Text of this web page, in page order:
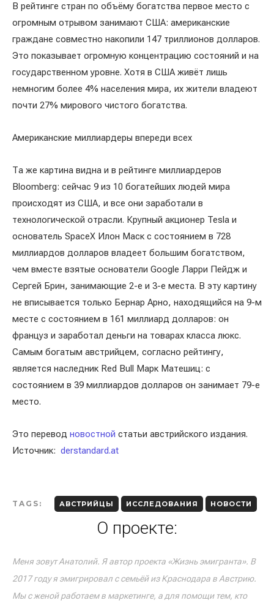
В рейтинге стран по объёму богатства первое место с
огромным отрывом занимают США: американские
граждане совместно накопили 147 триллионов долларов.
Это показывает огромную концентрацию состояний и на
государственном уровне. Хотя в США живёт лишь
немногим более 4% населения мира, их жители владеют
почти 27% мирового чистого богатства.
Американские миллиардеры впереди всех
Та же картина видна и в рейтинге миллиардеров
Bloomberg: сейчас 9 из 10 богатейших людей мира
происходят из США, и все они заработали в
технологической отрасли. Крупный акционер Tesla и
основатель SpaceX Илон Маск с состоянием в 728
миллиардов долларов владеет большим богатством,
чем вместе взятые основатели Google Ларри Пейдж и
Сергей Брин, занимающие 2-е и 3-е места. В эту картину
не вписывается только Бернар Арно, находящийся на 9-м
месте с состоянием в 161 миллиард долларов: он
француз и заработал деньги на товарах класса люкс.
Самым богатым австрийцем, согласно рейтингу,
является наследник Red Bull Марк Матешиц: с
состоянием в 39 миллиардов долларов он занимает 79-е
место.
Это перевод новостной статьи австрийского издания.
Источник: derstandard.at
TAGS: АВСТРИЙЦЫ ИССЛЕДОВАНИЯ НОВОСТИ
О проекте:
Меня зовут Анатолий. Я автор проекта «Жизнь эмигранта». В
2017 году я эмигрировал с семьёй из Краснодара в Австрию.
Мы с женой работаем в маркетинге, а для помощи тем, кто